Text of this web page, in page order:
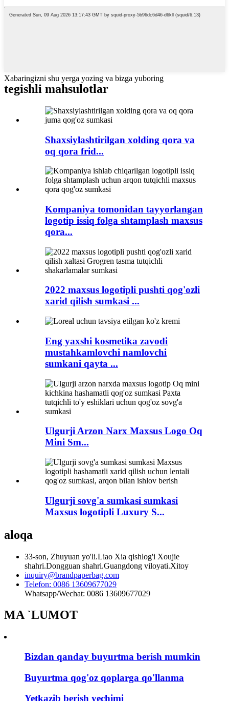
Xabaringizni shu yerga yozing va bizga yuboring
tegishli mahsulotlar
Shaxsiylashtirilgan xolding qora va
oq qora frid...
Kompaniya tomonidan tayyorlangan
logotip issiq folga shtamplash maxsus
qora...
2022 maxsus logotipli pushti qog'ozli
xarid qilish sumkasi ...
Eng yaxshi kosmetika zavodi
mustahkamlovchi namlovchi
sumkani qayta ...
Ulgurji Arzon Narx Maxsus Logo Oq
Mini Sm...
Ulgurji sovg'a sumkasi sumkasi
Maxsus logotipli Luxury S...
aloqa
33-son, Zhuyuan yo'li.Liao Xia qishlog'i Xoujie
shahri.Dongguan shahri.Guangdong viloyati.Xitoy
inquiry@brandpaperbag.com
Telefon: 0086 13609677029
Whatsapp/Wechat: 0086 13609677029
MA `LUMOT
Bizdan qanday buyurtma berish mumkin
Buyurtma qog'oz qoplarga qo'llanma
Yetkazib berish yechimi